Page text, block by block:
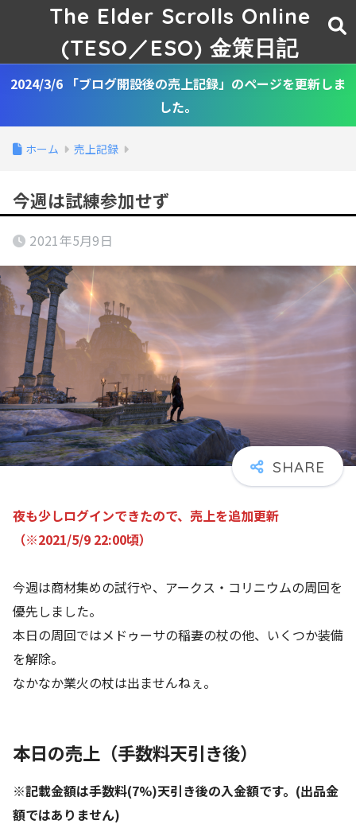
The Elder Scrolls Online
(TESO／ESO) 金策日記
2024/3/6 「ブログ開設後の売上記録」のページを更新しま
した。
ホーム 売上記録
今週は試練参加せず
2021年5月9日
夜も少しログインできたので、売上を追加更新
（※2021/5/9 22:00頃）
今週は商材集めの試行や、アークス・コリニウムの周回を
優先しました。
本日の周回ではメドゥーサの稲妻の杖の他、いくつか装備
を解除。
なかなか業火の杖は出ませんねぇ。
本日の売上（手数料天引き後）
※記載金額は手数料(7%)天引き後の入金額です。(出品金
額ではありません)